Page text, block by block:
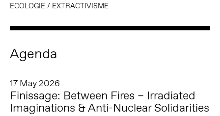
ECOLOGIE/ EXTRACTIVISME
Agenda
17 May 2026
Finissage: Between Fires – Irradiated
Imaginations & Anti-Nuclear Solidarities